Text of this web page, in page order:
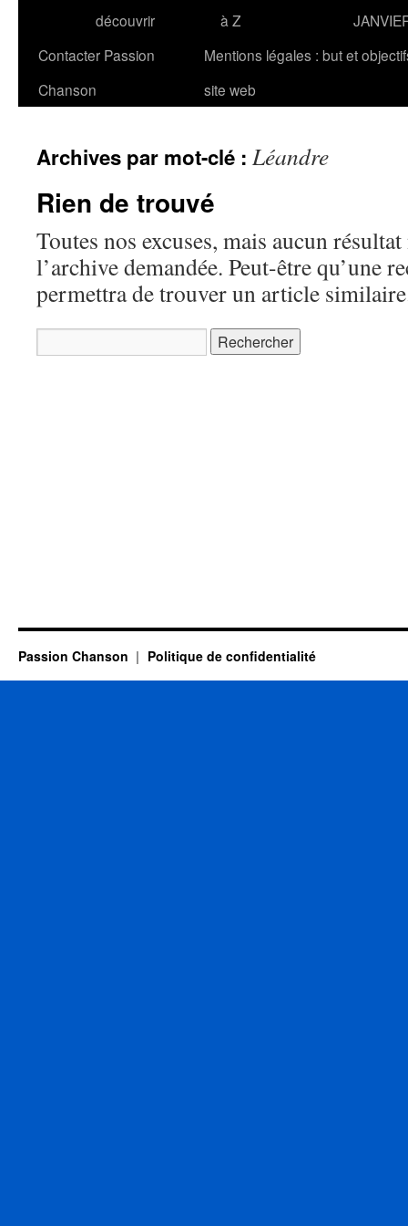
découvrir
à Z
Contacter Passion
Chanson
Mentions légales : but et
site web
Archives par mot-clé : Léandre
Rien de trouvé
Toutes nos excuses, mais aucun
l’archive demandée. Peut-être qu’une
permettra de trouver un article
Passion Chanson Politique de confidentialité